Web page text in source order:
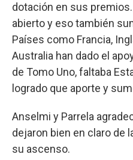
dotación en sus
abierto y eso también
Países como Francia,
Australia han dado el
de Tomo Uno, faltaba
logrado que aporte y
Anselmi y Parrela
dejaron bien en claro de
su ascenso.